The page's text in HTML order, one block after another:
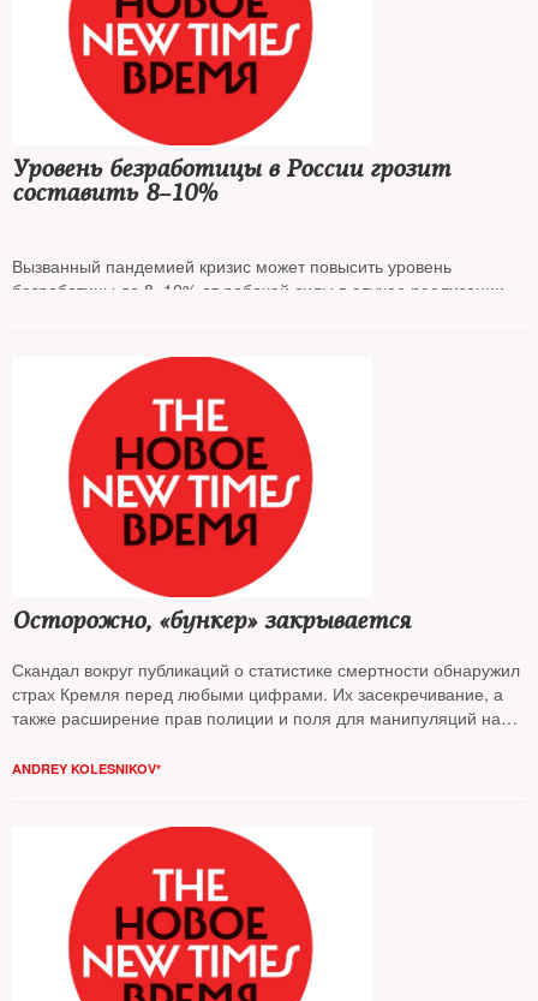
Уровень безработицы в России грозит
составить 8–10%
Вызванный пандемией кризис может повысить уровень
безработицы до 8–10% от рабочей силы в случае реализации
Осторожно, «бункер» закрывается
Скандал вокруг публикаций о статистике смертности обнаружил
страх Кремля перед любыми цифрами. Их засекречивание, а
также расширение прав полиции и поля для манипуляций на
считаетАндрей Колесников
ANDREY KOLESNIKOV*